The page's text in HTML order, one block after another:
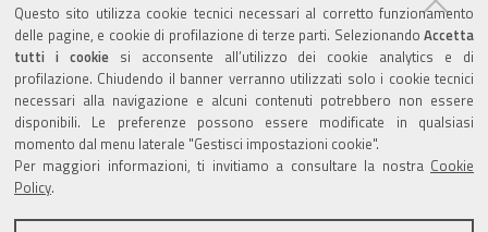
Questo sito utilizza cookie tecnici necessari al corretto funzionamento
delle pagine, e cookie di profilazione di terze parti. Selezionando Accetta
tutti i cookiesi acconsente all’utilizzo dei cookie analytics e di
profilazione. Chiudendo il banner verranno utilizzati solo i cookie tecnici
necessari alla navigazione e alcuni contenuti potrebbero non essere
disponibili. Le preferenze possono essere modificate in qualsiasi
momento dal menu laterale "Gestisci impostazioni cookie".
Per maggiori informazioni, ti invitiamo a consultare la nostra Cookie
Policy.
Valuta questo sito
Sito istituzionale Comune di Zola Predosa